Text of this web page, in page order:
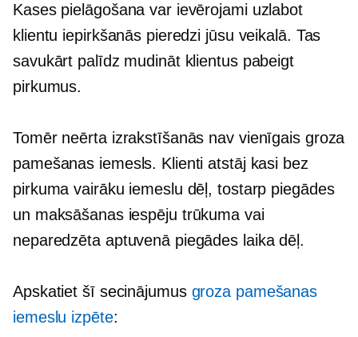
Kases pielāgošana var ievērojami uzlabot
klientu iepirkšanās pieredzi jūsu veikalā. Tas
savukārt palīdz mudināt klientus pabeigt
pirkumus.
Tomēr neērta izrakstīšanās nav vienīgais groza
pamešanas iemesls. Klienti atstāj kasi bez
pirkuma vairāku iemeslu dēļ, tostarp piegādes
un maksāšanas iespēju trūkuma vai
neparedzēta aptuvenā piegādes laika dēļ.
Apskatiet šī secinājumus groza pamešanas
iemeslu izpēte: